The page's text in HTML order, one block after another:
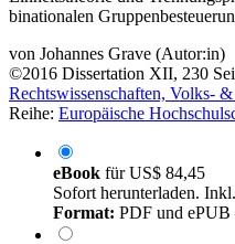
binationalen
von Johannes Grave (Autor:in)
©2016 Dissertation XII, 230
Rechtswissenschaften, Volks-
Reihe: Europäische
eBook fürUS$ 84,45
Sofort herunterladen.
Format: PDF und ePUB